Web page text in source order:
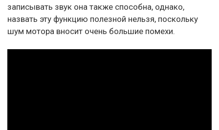
записывать звук она также способна, однако,
назвать эту функцию полезной нельзя, поскольку
шум мотора вносит очень большие помехи.